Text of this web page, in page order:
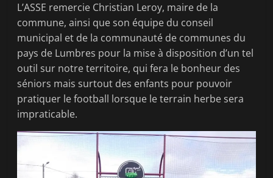
L’ASSE remercie Christian Leroy, maire de la
commune, ainsi que son équipe du conseil
municipal et de la communauté de communes du
pays de Lumbres pour la mise à disposition d’un tel
outil sur notre territoire, qui fera le bonheur des
séniors mais surtout des enfants pour pouvoir
pratiquer le football lorsque le terrain herbe sera
impraticable.